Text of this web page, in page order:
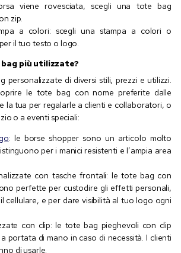
viene rovesciata, scegli una tote bag
zip.
a colori: scegli una stampa a colori o
il tuo testo o logo.
più utilizzate?
personalizzate di diversi stili, prezzi e utilizzi.
le tote bag con nome preferite dalle
la tua per regalarle a clienti e collaboratori, o
o a eventi speciali:
: le borse shopper sono un articolo molto
per i manici resistenti e l’ampia area
con tasche frontali: le tote bag con
perfette per custodire gli effetti personali,
cellulare, e per dare visibilità al tuo logo ogni
con clip: le tote bag pieghevoli con clip
portata di mano in caso di necessità. I clienti
di usarle.